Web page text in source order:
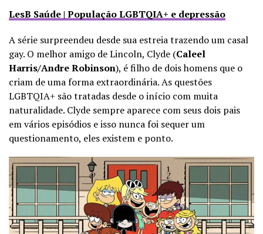
LesB Saúde | População LGBTQIA+ e depressão
A série surpreendeu desde sua estreia trazendo um casal
gay. O melhor amigo de Lincoln, Clyde (Caleel
Harris/Andre Robinson), é filho de dois homens que o
criam de uma forma extraordinária. As questões
LGBTQIA+ são tratadas desde o início com muita
naturalidade. Clyde sempre aparece com seus dois pais
em vários episódios e isso nunca foi sequer um
questionamento, eles existem e ponto.